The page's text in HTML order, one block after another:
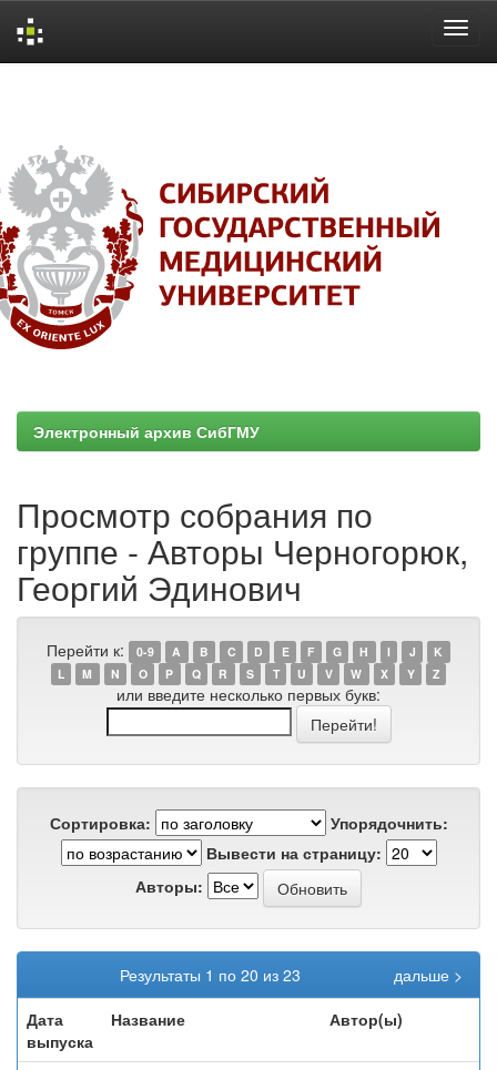
Электронный архив СибГМУ
Просмотр собрания по
группе - Авторы Черногорюк,
Георгий Эдинович
Перейти к: 0-9 A B C D E F G H I J
K
L
M N O P Q R S T U V W X Y Z
или введите несколько первых букв:
Сортировка:
Упорядочнить:
Вывести на страницу:
Авторы:
Результаты 1 по 20 из 23
дальше >
Дата
выпуска
Название Автор(ы)